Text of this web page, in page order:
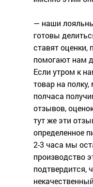
— наши
готовы
ставят
помогают нам
Если утром к
товар на
полчаса
отзывов,
тут же эти
определенное
2-3 часа мы
производство
подтвердится,